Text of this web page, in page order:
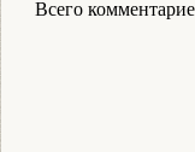
Всего